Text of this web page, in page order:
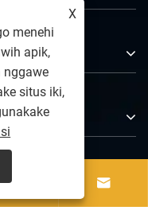
 
X
menehi
apik,
situs iki,